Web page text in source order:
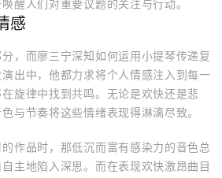
醒人们对重要议题的关注与行动。
感
，而廖三宁深知如何运用小提琴传递复
出中，他都力求将个人情感注入到每一
旋律中找到共鸣。无论是欢快还是悲
与节奏将这些情绪表现得淋漓尽致。
作品时，那低沉而富有感染力的音色总
主地陷入深思。而在表现欢快激昂曲目